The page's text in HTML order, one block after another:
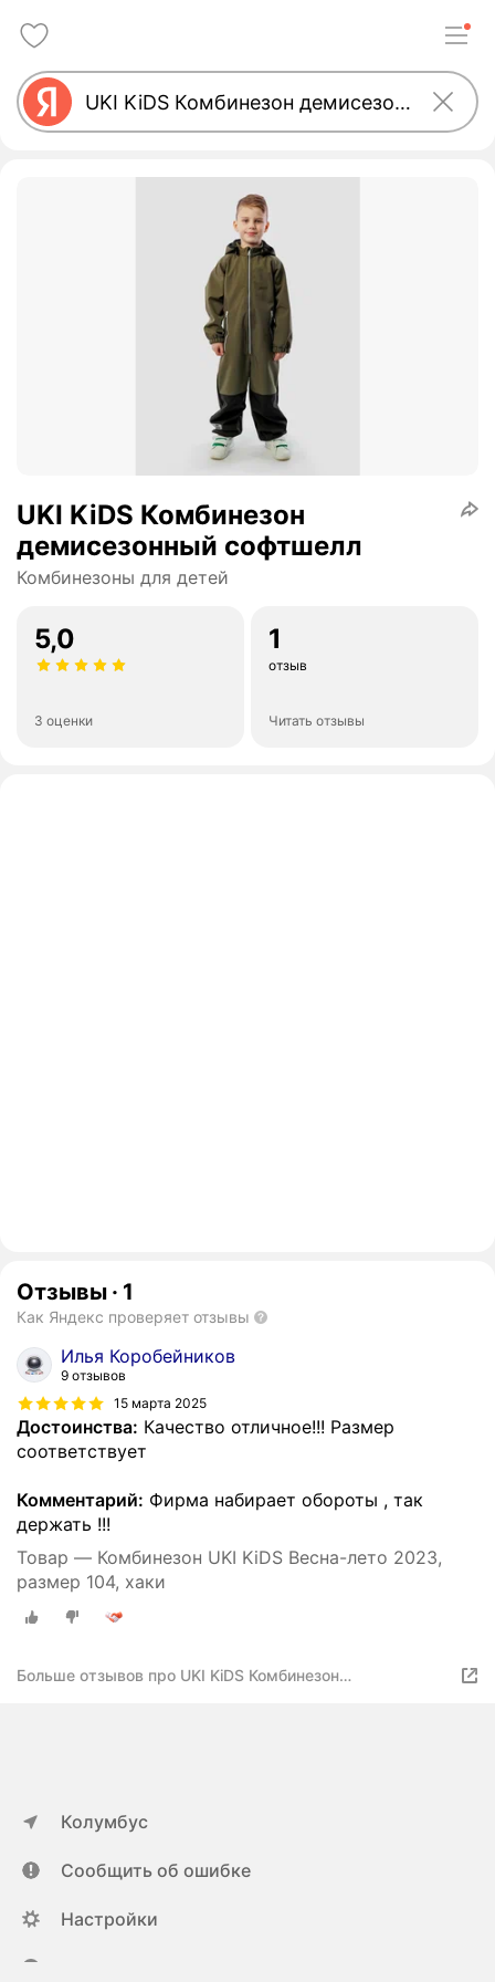
UKI KiDS Комбинезон
демисезонный софтшелл
Комбинезоны для детей
5,0
3 оценки
1
отзыв
Читать отзывы
Отзывы · 1
Как Яндекс проверяет отзывы
Илья Коробейников
9 отзывов
15 марта 2025
Достоинства: Качество отличное!!! Размер
соответствует
Комментарий: Фирма набирает обороты , так
держать !!!
Товар — Комбинезон UKI KiDS Весна-лето 2023,
размер 104, хаки
Больше отзывов про UKI KiDS Комбинезон
Колумбус
Сообщить об ошибке
Настройки